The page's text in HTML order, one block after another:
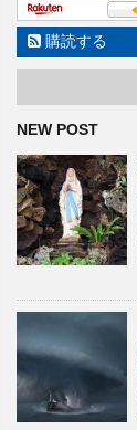
購読する
NEW POST